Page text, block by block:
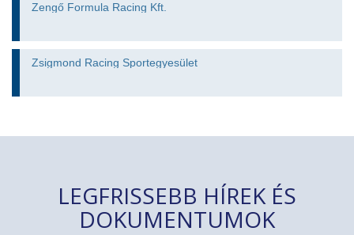
Zengő Formula Racing Kft.
Zsigmond Racing Sportegyesület
LEGFRISSEBB HÍREK ÉS
DOKUMENTUMOK